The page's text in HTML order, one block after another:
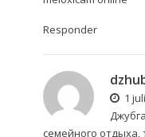
Responder
1
семейного отдыха,